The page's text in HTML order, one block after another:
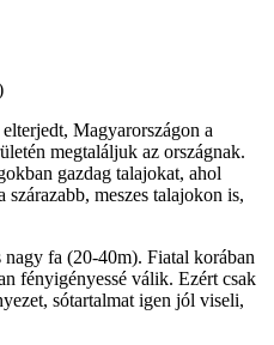
Magyarországon a
megtaláljuk az országnak.
gazdag talajokat, ahol
meszes talajokon is,
fa (20-40m). Fiatal korában
fényigényessé válik. Ezért csak
sótartalmat igen jól viseli,